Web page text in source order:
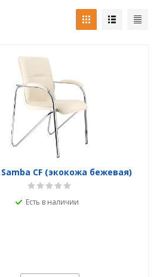
CF (экокожа бежевая)
Есть в наличии